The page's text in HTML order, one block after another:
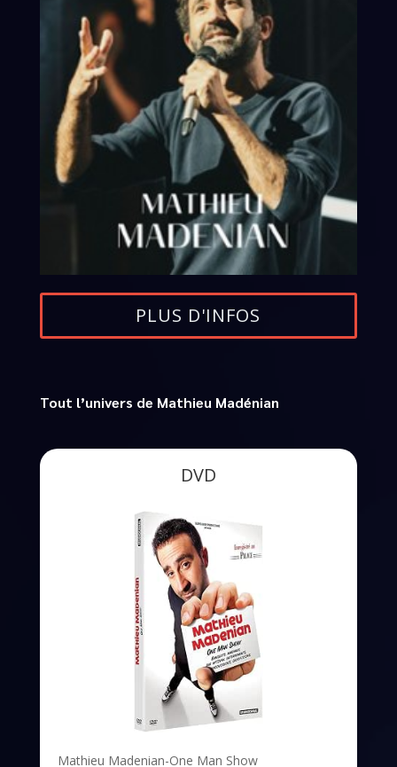
PLUS D'INFOS
Tout l’univers de Mathieu Madénian
DVD
Mathieu Madenian-One Man Show